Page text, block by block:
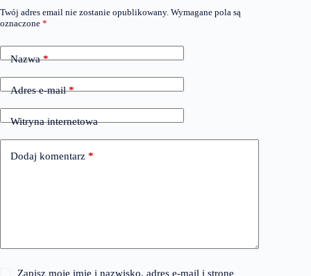
Twój adres email nie zostanie opublikowany. Wymagane pola są
oznaczone *
Nazwa*
Adres e-mail*
Witryna internetowa
Dodaj komentarz *
Zapisz moje imię i nazwisko, adres e-mail i stronę